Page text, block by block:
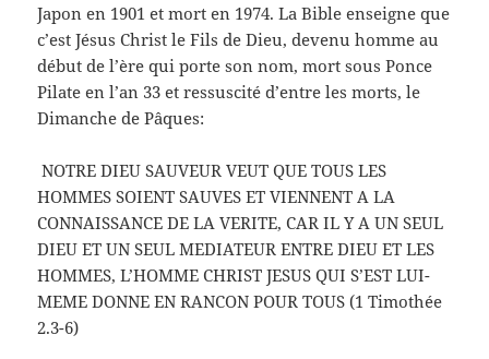
Japon en 1901 et mort en 1974. La Bible enseigne que
c’est Jésus Christ le Fils de Dieu, devenu homme au
début de l’ère qui porte son nom, mort sous Ponce
Pilate en l’an 33 et ressuscité d’entre les morts, le
Dimanche de Pâques:
NOTRE DIEU SAUVEUR VEUT QUE TOUS LES
HOMMES SOIENT SAUVES ET VIENNENT A LA
CONNAISSANCE DE LA VERITE, CAR IL Y A UN SEUL
DIEU ET UN SEUL MEDIATEUR ENTRE DIEU ET LES
HOMMES, L’HOMME CHRIST JESUS QUI S’EST LUI-
MEME DONNE EN RANCON POUR TOUS (1 Timothée
2.3-6)